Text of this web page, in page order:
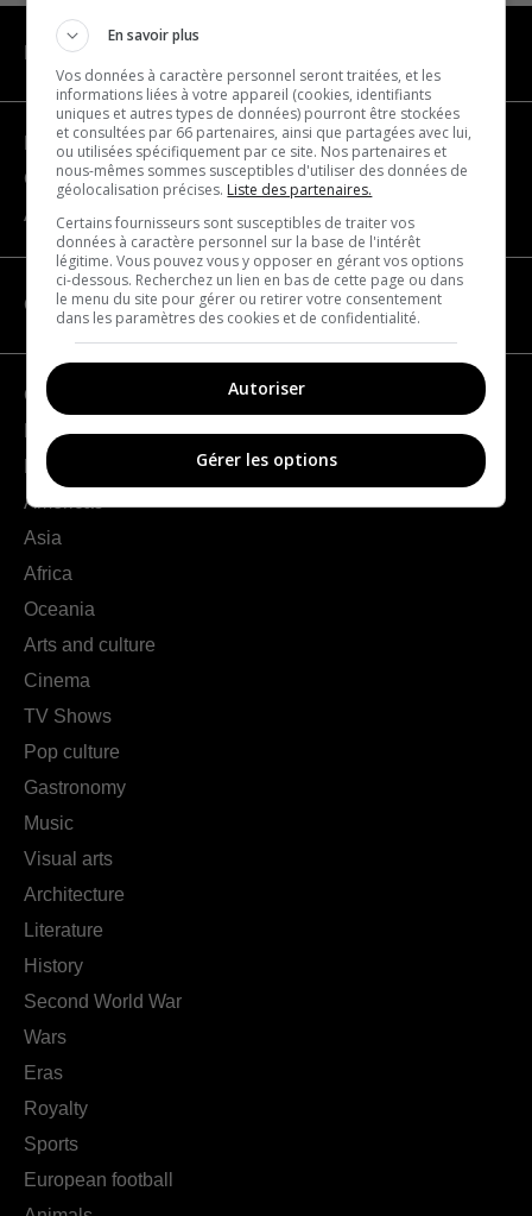
NAVIGATION
Become a partner
Contact us
About us
CATEGORIES
Geography
France
Europe
Americas
Asia
Africa
Oceania
Arts and culture
Cinema
TV Shows
Pop culture
Gastronomy
Music
Visual arts
Architecture
Literature
History
Second World War
Wars
Eras
Royalty
Sports
European football
En savoir plus
Vos données à caractère personnel seront traitées, et les
informations liées à votre appareil (cookies, identifiants
uniques et autres types de données) pourront être stockées
et consultées par 66 partenaires, ainsi que partagées avec lui,
ou utilisées spécifiquement par ce site. Nos partenaires et
nous-mêmes sommes susceptibles d'utiliser des données de
géolocalisation précises. Liste des partenaires.
Certains fournisseurs sont susceptibles de traiter vos
données à caractère personnel sur la base de l'intérêt
légitime. Vous pouvez vous y opposer en gérant vos options
ci-dessous. Recherchez un lien en bas de cette page ou dans
le menu du site pour gérer ou retirer votre consentement
dans les paramètres des cookies et de confidentialité.
Autoriser
Gérer les options